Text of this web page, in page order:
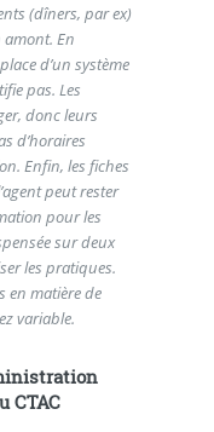
(dîners, par ex)
amont. En
d’un système
pas. Les
donc leurs
d’horaires
Enfin, les fiches
peut rester
pour les
sur deux
les pratiques.
en matière de
variable.
CTAC